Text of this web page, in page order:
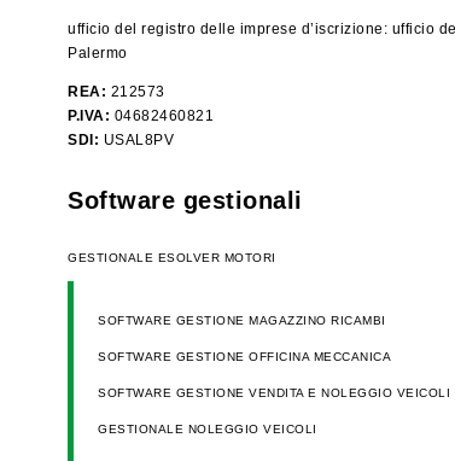
ufficio del registro delle imprese d’iscrizione: ufficio
Palermo
REA: 212573
P.IVA: 04682460821
SDI: USAL8PV
Software gestionali
GESTIONALE ESOLVER MOTORI
SOFTWARE GESTIONE MAGAZZINO RICAMBI
SOFTWARE GESTIONE OFFICINA MECCANICA
SOFTWARE GESTIONE VENDITA E NOLEGGIO VEICOLI
GESTIONALE NOLEGGIO VEICOLI